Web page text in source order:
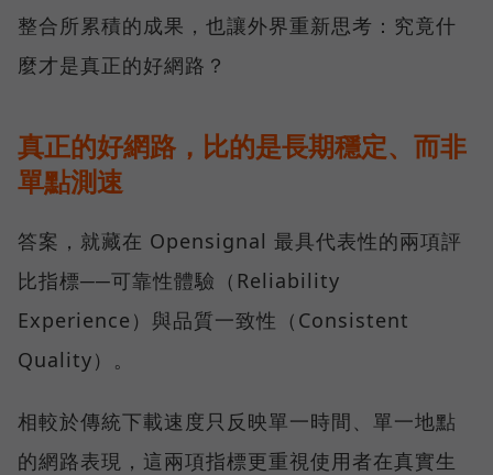
整合所累積的成果，也讓外界重新思考：究竟什
麼才是真正的好網路？
真正的好網路，比的是長期穩定、而非
單點測速
答案，就藏在 Opensignal 最具代表性的兩項評
比指標──可靠性體驗（Reliability
Experience）與品質一致性（Consistent
Quality）。
相較於傳統下載速度只反映單一時間、單一地點
的網路表現，這兩項指標更重視使用者在真實生